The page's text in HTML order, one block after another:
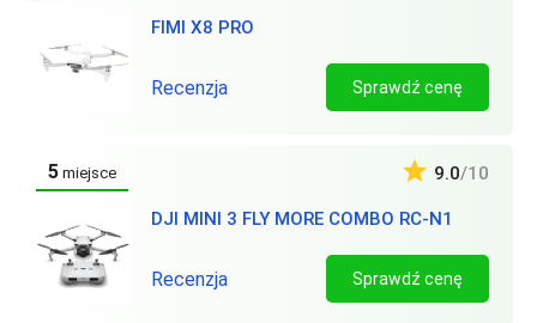
FIMI X8 PRO
Recenzja Sprawdź cenę
5 miejsce
DJI MINI 3 FLY MORE COMBO RC-N1
9.0/10
Recenzja Sprawdź cenę